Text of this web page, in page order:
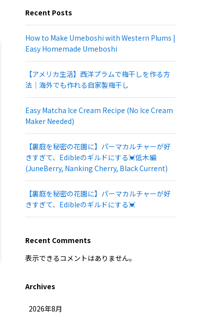
Recent Posts
How to Make Umeboshi with Western Plums |
Easy Homemade Umeboshi
【アメリカ生活】西洋プラムで梅干しを作る方
法｜海外でも作れる自家製梅干し
Easy Matcha Ice Cream Recipe (No Ice Cream
Maker Needed)
【裏庭を秘密の花園に】パーマカルチャーが好
きすぎて、Edibleのギルドにする💓低木編
(JuneBerry, Nanking Cherry, Black Current)
【裏庭を秘密の花園に】パーマカルチャーが好
きすぎて、Edibleのギルドにする💓
Recent Comments
表示できるコメントはありません。
Archives
2026年8月